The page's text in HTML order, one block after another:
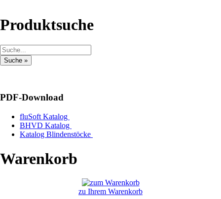
Produktsuche
PDF-Download
fluSoft Katalog
BHVD Katalog
Katalog Blindenstöcke
Warenkorb
zu Ihrem Warenkorb